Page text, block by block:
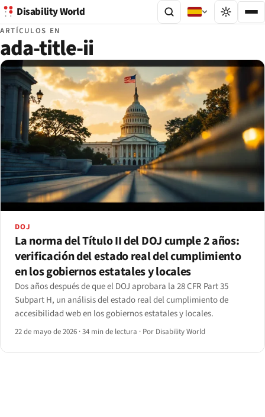
Disability World
ARTÍCULOS EN
ada-title-ii
DOJ
La norma del Título II del DOJ cumple 2 años:
verificación del estado real del cumplimiento
en los gobiernos estatales y locales
Dos años después de que el DOJ aprobara la 28 CFR Part 35
Subpart H, un análisis del estado real del cumplimiento de
accesibilidad web en los gobiernos estatales y locales.
22 de mayo de 2026 ·34 min de lectura · Por Disability World